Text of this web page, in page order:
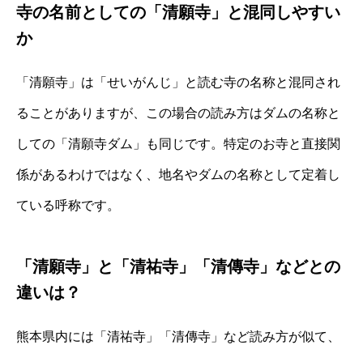
寺の名前としての「清願寺」と混同しやすい
か
「清願寺」は「せいがんじ」と読む寺の名称と混同され
ることがありますが、この場合の読み方はダムの名称と
しての「清願寺ダム」も同じです。特定のお寺と直接関
係があるわけではなく、地名やダムの名称として定着し
ている呼称です。
「清願寺」と「清祐寺」「清傳寺」などとの
違いは？
熊本県内には「清祐寺」「清傳寺」など読み方が似て、